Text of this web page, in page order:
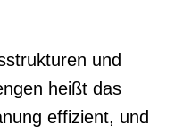
und
heißt das
effizient, und